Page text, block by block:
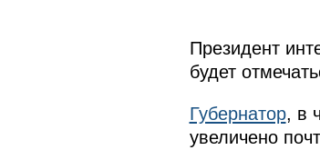
Президент
будет
Губернатор, в
увеличено